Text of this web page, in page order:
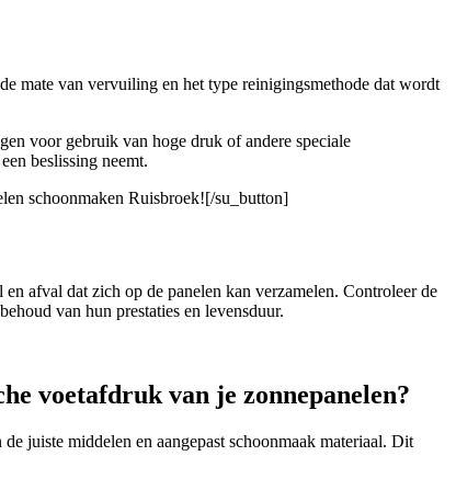
mate van vervuiling en het type reinigingsmethode dat wordt
voor gebruik van hoge druk of andere speciale
beslissing neemt.
schoonmaken Ruisbroek![/su_button]
afval dat zich op de panelen kan verzamelen. Controleer de
van hun prestaties en levensduur.
voetafdruk van je zonnepanelen?
juiste middelen en aangepast schoonmaak materiaal. Dit